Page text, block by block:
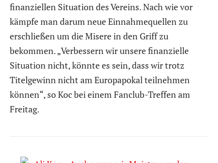
finanziellen Situation des Vereins. Nach wie vor
kämpfe man darum neue Einnahmequellen zu
erschließen um die Misere in den Griff zu
bekommen. „Verbessern wir unsere finanzielle
Situation nicht, könnte es sein, dass wir trotz
Titelgewinn nicht am Europapokal teilnehmen
können“, so Koc bei einem Fanclub-Treffen am
Freitag.